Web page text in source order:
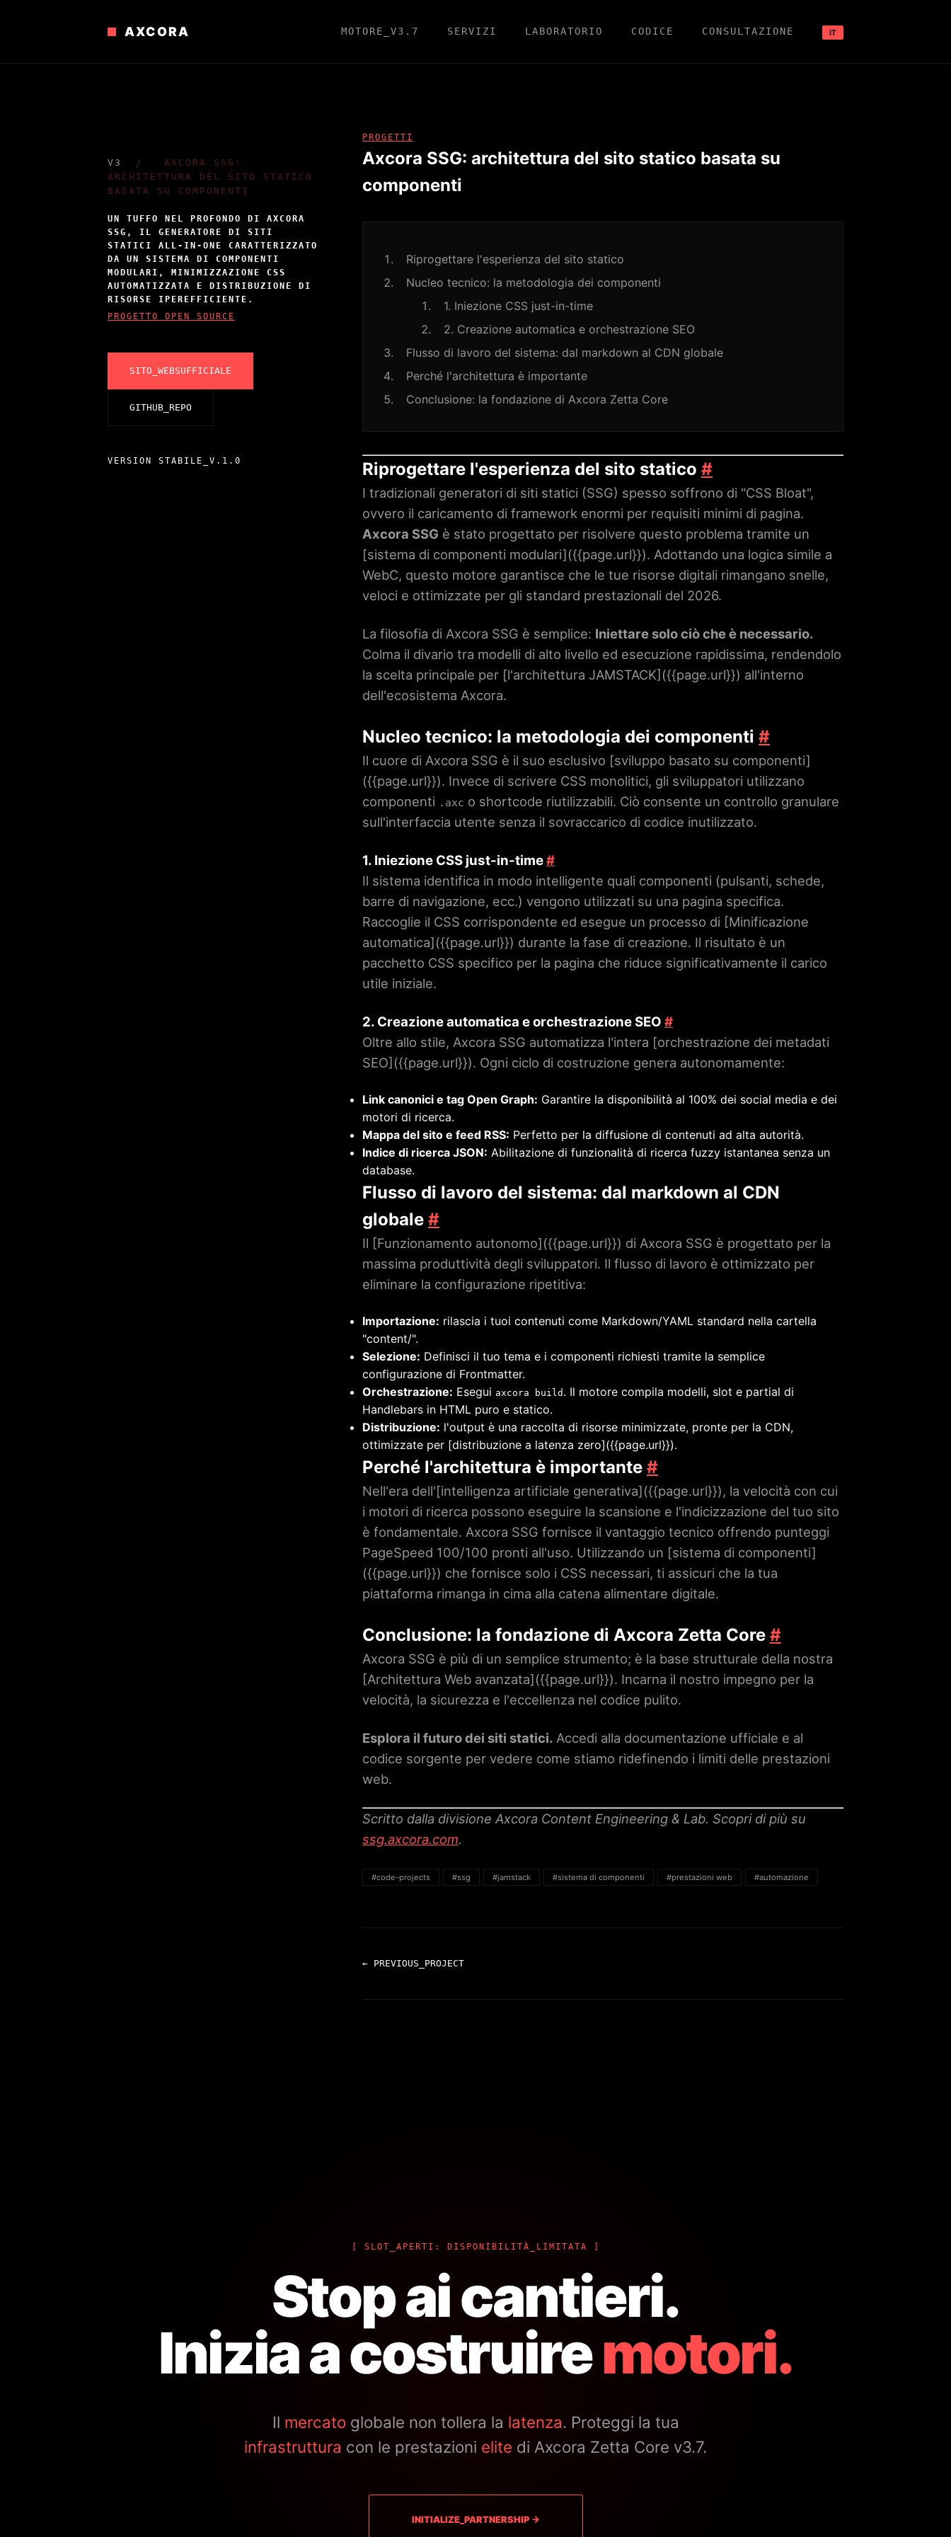
AXCORA MOTORE_V3.7 SERVIZI LABORATORIO CODICE CONSULTAZIONE IT
V3 /
AXCORA SSG:
ARCHITETTURA DEL SITO STATICO
BASATA SU COMPONENTI
UN TUFFO NEL PROFONDO DI AXCORA
SSG, IL GENERATORE DI SITI
STATICI ALL-IN-ONE CARATTERIZZATO
DA UN SISTEMA DI COMPONENTI
MODULARI, MINIMIZZAZIONE CSS
AUTOMATIZZATA E DISTRIBUZIONE DI
RISORSE IPEREFFICIENTE.
PROGETTO OPEN SOURCE
SITO_WEBSUFFICIALE
GITHUB_REPO
VERSION STABILE_V.1.0
PROGETTI
Axcora SSG: architettura del sito statico basata su
componenti
Riprogettare l'esperienza del sito statico
Nucleo tecnico: la metodologia dei componenti
1. Iniezione CSS just-in-time
2. Creazione automatica e orchestrazione SEO
Flusso di lavoro del sistema: dal markdown al CDN globale
Perché l'architettura è importante
Conclusione: la fondazione di Axcora Zetta Core
Riprogettare l'esperienza del sito statico #
I tradizionali generatori di siti statici (SSG) spesso soffrono di "CSS Bloat",
ovvero il caricamento di framework enormi per requisiti minimi di pagina.
Axcora SSG è stato progettato per risolvere questo problema tramite un
[sistema di componenti modulari]({{page.url}}). Adottando una logica simile a
WebC, questo motore garantisce che le tue risorse digitali rimangano snelle,
veloci e ottimizzate per gli standard prestazionali del 2026.
La filosofia di Axcora SSG è semplice: Iniettare solo ciò che è necessario.
Colma il divario tra modelli di alto livello ed esecuzione rapidissima, rendendolo
la scelta principale per [l'architettura JAMSTACK]({{page.url}}) all'interno
dell'ecosistema Axcora.
Nucleo tecnico: la metodologia dei componenti #
Il cuore di Axcora SSG è il suo esclusivo [sviluppo basato su componenti]
({{page.url}}). Invece di scrivere CSS monolitici, gli sviluppatori utilizzano
componenti .axc o shortcode riutilizzabili. Ciò consente un controllo granulare
sull'interfaccia utente senza il sovraccarico di codice inutilizzato.
1. Iniezione CSS just-in-time#
Il sistema identifica in modo intelligente quali componenti (pulsanti, schede,
barre di navigazione, ecc.) vengono utilizzati su una pagina specifica.
Raccoglie il CSS corrispondente ed esegue un processo di [Minificazione
automatica]({{page.url}}) durante la fase di creazione. Il risultato è un
pacchetto CSS specifico per la pagina che riduce significativamente il carico
utile iniziale.
2. Creazione automatica e orchestrazione SEO #
Oltre allo stile, Axcora SSG automatizza l'intera [orchestrazione dei metadati
SEO]({{page.url}}). Ogni ciclo di costruzione genera autonomamente:
Link canonici e tag Open Graph: Garantire la disponibilità al 100% dei social media e dei
motori di ricerca.
Mappa del sito e feed RSS: Perfetto per la diffusione di contenuti ad alta autorità.
Indice di ricerca JSON: Abilitazione di funzionalità di ricerca fuzzy istantanea senza un
database.
Flusso di lavoro del sistema: dal markdown al CDN
globale #
Il [Funzionamento autonomo]({{page.url}}) di Axcora SSG è progettato per la
massima produttività degli sviluppatori. Il flusso di lavoro è ottimizzato per
eliminare la configurazione ripetitiva:
Importazione: rilascia i tuoi contenuti come Markdown/YAML standard nella cartella
"content/".
Selezione: Definisci il tuo tema e i componenti richiesti tramite la semplice
configurazione di Frontmatter.
Orchestrazione: Esegui axcora build . Il motore compila modelli, slot e partial di
Handlebars in HTML puro e statico.
Distribuzione: l'output è una raccolta di risorse minimizzate, pronte per la CDN,
ottimizzate per [distribuzione a latenza zero]({{page.url}}).
Perché l'architettura è importante #
Nell'era dell'[intelligenza artificiale generativa]({{page.url}}), la velocità con cui
i motori di ricerca possono eseguire la scansione e l'indicizzazione del tuo sito
è fondamentale. Axcora SSG fornisce il vantaggio tecnico offrendo punteggi
PageSpeed ​​100/100 pronti all'uso. Utilizzando un [sistema di componenti]
({{page.url}}) che fornisce solo i CSS necessari, ti assicuri che la tua
piattaforma rimanga in cima alla catena alimentare digitale.
Conclusione: la fondazione di Axcora Zetta Core #
Axcora SSG è più di un semplice strumento; è la base strutturale della nostra
[Architettura Web avanzata]({{page.url}}). Incarna il nostro impegno per la
velocità, la sicurezza e l'eccellenza nel codice pulito.
Esplora il futuro dei siti statici. Accedi alla documentazione ufficiale e al
codice sorgente per vedere come stiamo ridefinendo i limiti delle prestazioni
web.
Scritto dalla divisione Axcora Content Engineering & Lab. Scopri di più su
ssg.axcora.com.
#code-projects #ssg #jamstack #sistema di componenti #prestazioni web #automazione
← PREVIOUS_PROJECT
[ SLOT_APERTI: DISPONIBILITÀ_LIMITATA ]
Stop ai cantieri.
Inizia a costruiremotori.
Il mercatoglobale non tollera la latenza. Proteggi la tua
infrastruttura con le prestazioni elite di Axcora Zetta Core v3.7.
INITIALIZE_PARTNERSHIP →